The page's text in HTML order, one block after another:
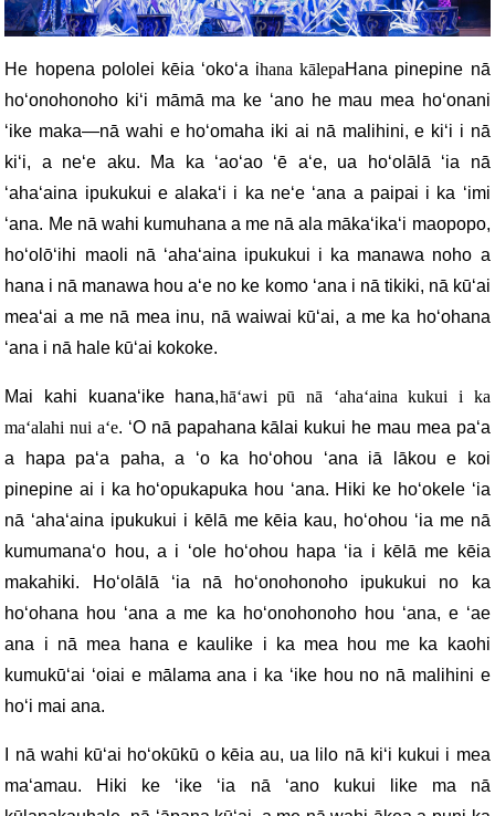
He hopena pololei kēia ʻokoʻa ihana kālepaHana pinepine nā
hoʻonohonoho kiʻi māmā ma ke ʻano he mau mea hoʻonani
ʻike maka—nā wahi e hoʻomaha iki ai nā malihini, e kiʻi i nā
kiʻi, a neʻe aku. Ma ka ʻaoʻao ʻē aʻe, ua hoʻolālā ʻia nā
ʻahaʻaina ipukukui e alakaʻi i ka neʻe ʻana a paipai i ka ʻimi
ʻana. Me nā wahi kumuhana a me nā ala mākaʻikaʻi maopopo,
hoʻolōʻihi maoli nā ʻahaʻaina ipukukui i ka manawa noho a
hana i nā manawa hou aʻe no ke komo ʻana i nā tikiki, nā kūʻai
meaʻai a me nā mea inu, nā waiwai kūʻai, a me ka hoʻohana
ʻana i nā hale kūʻai kokoke.
Mai kahi kuanaʻike hana,hāʻawi pū nā ʻahaʻaina kukui i ka
maʻalahi nui aʻe. ʻO nā papahana kālai kukui he mau mea paʻa
a hapa paʻa paha, a ʻo ka hoʻohou ʻana iā lākou e koi
pinepine ai i ka hoʻopukapuka hou ʻana. Hiki ke hoʻokele ʻia
nā ʻahaʻaina ipukukui i kēlā me kēia kau, hoʻohou ʻia me nā
kumumanaʻo hou, a i ʻole hoʻohou hapa ʻia i kēlā me kēia
makahiki. Hoʻolālā ʻia nā hoʻonohonoho ipukukui no ka
hoʻohana hou ʻana a me ka hoʻonohonoho hou ʻana, e ʻae
ana i nā mea hana e kaulike i ka mea hou me ka kaohi
kumukūʻai ʻoiai e mālama ana i ka ʻike hou no nā malihini e
hoʻi mai ana.
I nā wahi kūʻai hoʻokūkū o kēia au, ua lilo nā kiʻi kukui i mea
maʻamau. Hiki ke ʻike ʻia nā ʻano kukui like ma nā